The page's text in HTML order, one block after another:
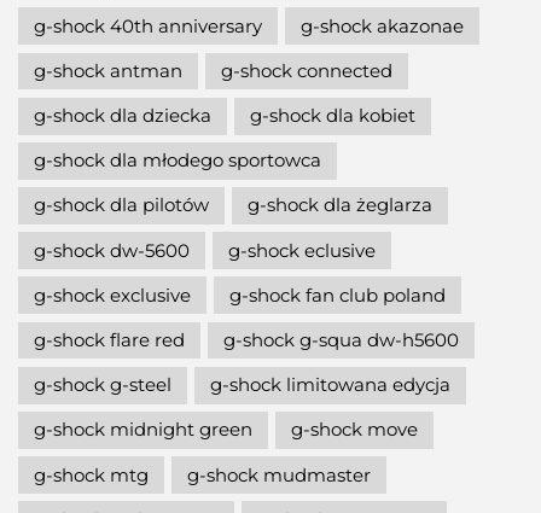
g-shock 40th anniversary
g-shock akazonae
g-shock antman
g-shock connected
g-shock dla dziecka
g-shock dla kobiet
g-shock dla młodego sportowca
g-shock dla pilotów
g-shock dla żeglarza
g-shock dw-5600
g-shock eclusive
g-shock exclusive
g-shock fan club poland
g-shock flare red
g-shock g-squa dw-h5600
g-shock g-steel
g-shock limitowana edycja
g-shock midnight green
g-shock move
g-shock mtg
g-shock mudmaster